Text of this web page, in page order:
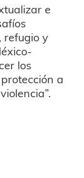
e
refugio y
los
a